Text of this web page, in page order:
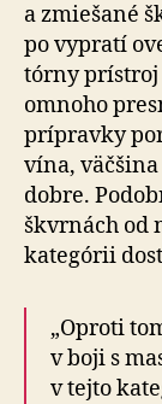
a zmie­ša­né
po vy­pratí
tórny prístroj
omnoho
prí­prav­ky
vína,
dobre.
škvrnách od
ka­te­górii
„Oproti
v boji s
v tejto